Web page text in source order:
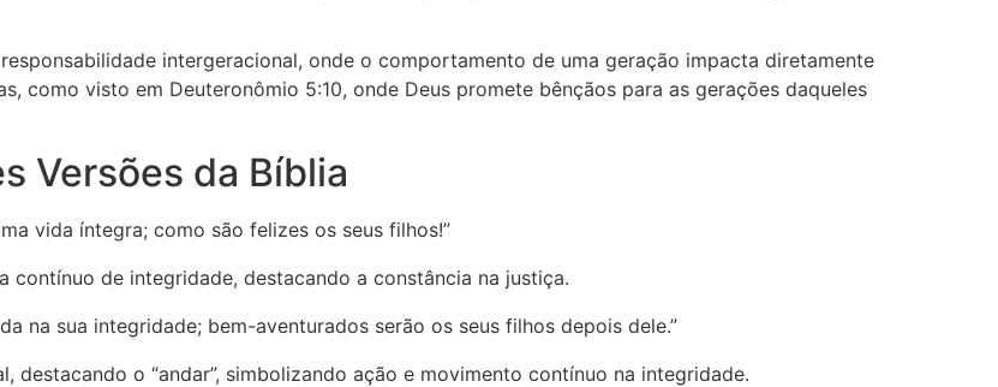
intergeracional, onde o comportamento de uma geração impacta diretamente
como visto em Deuteronômio 5:10, onde Deus promete bênçãos para as gerações daqueles
Versões da Bíblia
vida íntegra; como são felizes os seus filhos!”
contínuo de integridade, destacando a constância na justiça.
na sua integridade; bem-aventurados serão os seus filhos depois dele.”
destacando o “andar”, simbolizando ação e movimento contínuo na integridade.